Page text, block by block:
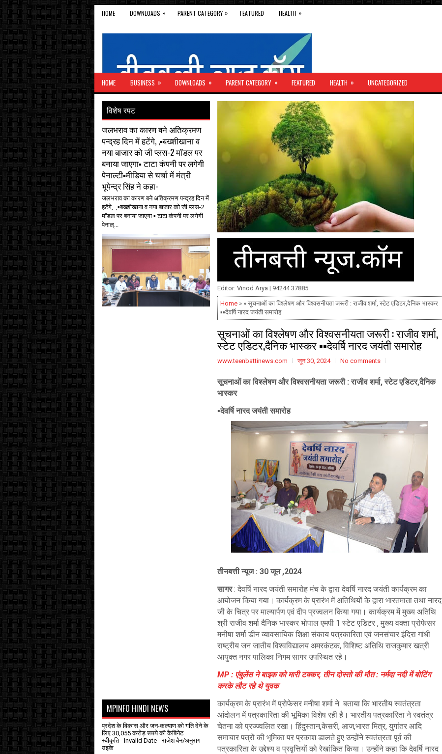
HOME DOWNLOADS » PARENT CATEGORY » FEATURED HEALTH »
HOME BUSINESS » DOWNLOADS » PARENT CATEGORY » FEATURED HEALTH » UNCATEGORIZED
Editor: Vinod Arya | 94244 37885
Home » » सूचनाओं का विश्लेषण और विश्वसनीयता जरूरी : राजीव शर्मा, स्टेट एडिटर,दैनिक भास्कर
▪️▪️देवर्षि नारद जयंती समारोह
सूचनाओं का विश्लेषण और विश्वसनीयता जरूरी : राजीव शर्मा,
स्टेट एडिटर,दैनिक भास्कर ▪️▪️देवर्षि नारद जयंती समारोह
www.teenbattinews.com जून 30, 2024 No comments
सूचनाओं का विश्लेषण और विश्वसनीयता जरूरी : राजीव शर्मा, स्टेट एडिटर,दैनिक
भास्कर
▪️देवर्षि नारद जयंती समारोह
तीनबत्ती न्यूज : 30 जून ,2024
सागर: देवर्षि नारद जयंती समारोह मंच के द्वारा देवर्षि नारद जयंती कार्यक्रम का
आयोजन किया गया। कार्यक्रम के प्रारंभ में अतिथियों के द्वारा भारतमाता तथा नारद
जी के चित्र पर माल्यार्पण एवं दीप प्रज्वलन किया गया। कार्यक्रम में मुख्य अतिथि
श्री राजीव शर्मा दैनिक भास्कर भोपाल एमपी 1 स्टेट एडिटर , मुख्य वक्ता प्रोफेसर
मनीषा शर्मा डीन व्यावसायिक शिक्षा संकाय पत्रकारिता एवं जनसंचार इंदिरा गांधी
राष्ट्रीय जन जातीय विश्वविद्यालय अमरकंटक, विशिष्ट अतिथि राजकुमार खत्री
आयुक्त नगर पालिका निगम सागर उपस्थित रहे।
MP : एंबुलेंस ने बाइक को मारी टक्कर, तीन दोस्तो की मौत : नर्मदा नदी में बोटिंग
करके लौट रहे थे युवक
कार्यक्रम के प्रारंभ में प्रोफेसर मनीषा शर्मा ने बताया कि भारतीय स्वतंत्रता
आंदोलन में पत्रकारिता की भूमिका विशेष रही है। भारतीय पत्रकारिता ने स्वतंत्र
चेतना को प्रज्ज्वलित रखा। हिंदुस्तान,केसरी, आज,भारत मित्र, युगांतर आदि
समाचार पत्रों की भूमिका पर प्रकाश डालते हुए उन्होंने स्वतंत्रता पूर्व की
पत्रकारिता के उद्देश्य व प्रवृत्तियों को रेखांकित किया। उन्होंने कहा कि देवर्षि नारद
विशेष रपट
जलभराव का कारण बने अतिक्रमण
पन्द्रह दिन में हटेंगे, ,▪️बख्शीखाना व
नया बाजार को जी प्लस-2 मॉडल पर
बनाया जाएगा▪️ टाटा कंपनी पर लगेगी
पेनाल्टी▪️मीडिया से चर्चा में मंत्री
भूपेन्द्र सिंह ने कहा-
जलभराव का कारण बने अतिक्रमण पन्द्रह दिन में
हटेंगे, ,▪️बख्शीखाना व नया बाजार को जी प्लस-2
मॉडल पर बनाया जाएगा ▪️ टाटा कंपनी पर लगेगी
पेनाल्...
MPINFO HINDI NEWS
प्रदेश के विकास और जन-कल्याण को गति देने के
लिए 30,055 करोड़ रूपये की कैबिनेट
स्वीकृति- Invalid Date - राजेश बैन/अनुराग
उइके